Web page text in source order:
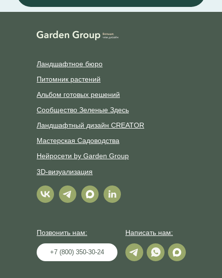
Ландшафтное бюро
Питомник растений
Альбом готовых решений
Сообщество Зеленые Здесь
Ландшафтный дизайн CREATOR
Мастерская Садоводства
Нейросети by Garden Group
3D-визуализация
Написать нам:
Позвонить нам:
+7 (800) 350-30-24